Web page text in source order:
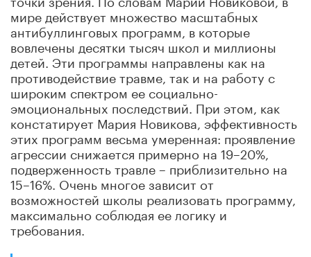
мире действует множество масштабных
антибуллинговых программ, в которые
вовлечены десятки тысяч школ и миллионы
детей. Эти программы направлены как на
противодействие травме, так и на работу с
широким спектром ее социально-
эмоциональных последствий. При этом, как
констатирует Мария Новикова, эффективность
этих программ весьма умеренная:проявление
агрессии снижается примерно на 19–20%,
подверженность травле – приблизительно на
15–16%. Очень многое зависит от
возможностей школы реализовать программу,
максимально соблюдая ее логику и
требования.